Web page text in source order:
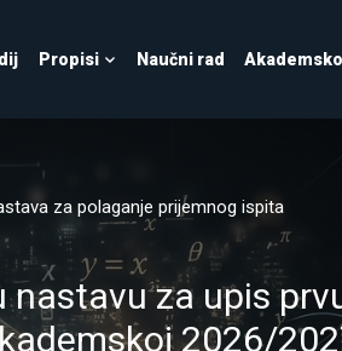
Propisi Naučni rad
magistrica sigurnosti informacija?
vas priprema za